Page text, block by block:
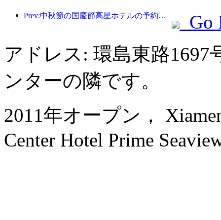
Prev:中秋節の国慶節高星ホテルの予約が過去最高に達し、増加率は中低星ホテルをはるかに上回った
Go
アドレス: 環島東路
ンターの隣です。
2011年オープン，
Center Hotel Prime